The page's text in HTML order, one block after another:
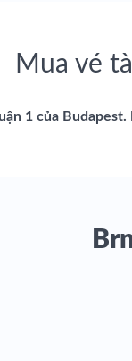
Mua vé
1 của Budapest.